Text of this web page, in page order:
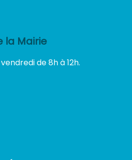
la Mairie
de 8h à 12h.